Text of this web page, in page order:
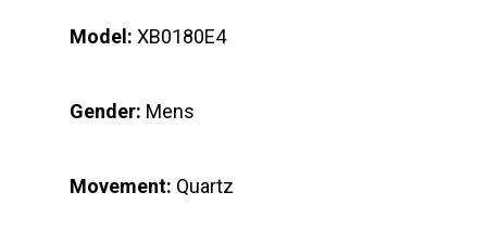
Model: XB0180E4
Gender: Mens
Movement: Quartz